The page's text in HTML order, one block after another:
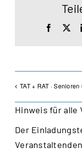
TAT + RAT ·
Hinweis für alle
Der